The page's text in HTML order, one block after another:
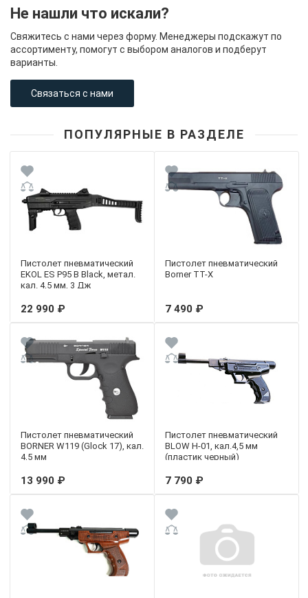
Не нашли что искали?
Свяжитесь с нами через форму. Менеджеры подскажут по
ассортименту, помогут с выбором аналогов и подберут
варианты.
Связаться с нами
ПОПУЛЯРНЫЕ В РАЗДЕЛЕ
Пистолет пневматический
EKOL ES P95 B Black, метал.
кал. 4,5 мм, 3 Дж
22 990 ₽
Пистолет пневматический
Borner TT-X
7 490 ₽
Пистолет пневматический
BORNER W119 (Glock 17), кал.
4,5 мм
13 990 ₽
Пистолет пневматический
BLOW H-01, кал.4,5 мм
(пластик черный)
7 790 ₽